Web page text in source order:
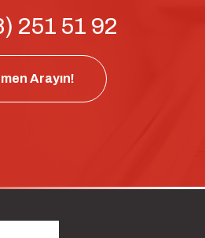
251 51 92
Arayın!